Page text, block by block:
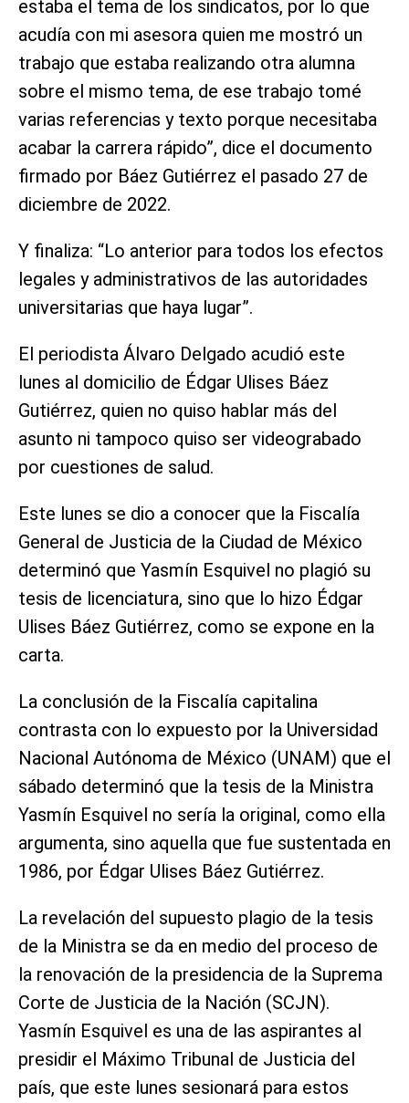
estaba el tema de los sindicatos, por lo que
acudía con mi asesora quien me mostró un
trabajo que estaba realizando otra alumna
sobre el mismo tema, de ese trabajo tomé
varias referencias y texto porque necesitaba
acabar la carrera rápido”, dice el documento
firmado por Báez Gutiérrez el pasado 27 de
diciembre de 2022.
Y finaliza: “Lo anterior para todos los efectos
legales y administrativos de las autoridades
universitarias que haya lugar”.
El periodista Álvaro Delgado acudió este
lunes al domicilio de Édgar Ulises Báez
Gutiérrez, quien no quiso hablar más del
asunto ni tampoco quiso ser videograbado
por cuestiones de salud.
Este lunes se dio a conocer que la Fiscalía
General de Justicia de la Ciudad de México
determinó que Yasmín Esquivel no plagió su
tesis de licenciatura, sino que lo hizo Édgar
Ulises Báez Gutiérrez, como se expone en la
carta.
La conclusión de la Fiscalía capitalina
contrasta con lo expuesto por la Universidad
Nacional Autónoma de México (UNAM) que el
sábado determinó que la tesis de la Ministra
Yasmín Esquivel no sería la original, como ella
argumenta, sino aquella que fue sustentada en
1986, por Édgar Ulises Báez Gutiérrez.
La revelación del supuesto plagio de la tesis
de la Ministra se da en medio del proceso de
la renovación de la presidencia de la Suprema
Corte de Justicia de la Nación (SCJN).
Yasmín Esquivel es una de las aspirantes al
presidir el Máximo Tribunal de Justicia del
país, que este lunes sesionará para estos